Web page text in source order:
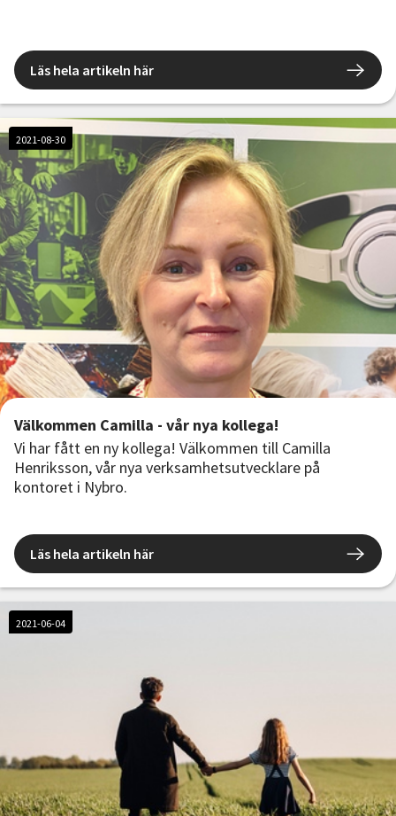
Läs hela artikeln här
2021-08-30
Välkommen Camilla - vår nya kollega!
Vi har fått en ny kollega! Välkommen till Camilla
Henriksson, vår nya verksamhetsutvecklare på
kontoret i Nybro.
Läs hela artikeln här
2021-06-04